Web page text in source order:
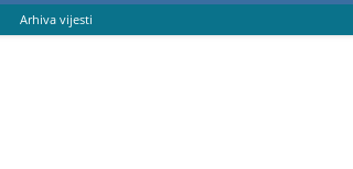
Arhiva vijesti